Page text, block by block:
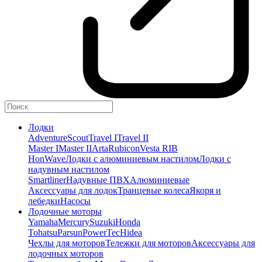
Лодки
AdventureScoutTravel ITravel II
Master IMaster IIArtaRubiconVesta RIB
HonWaveЛодки с алюминиевым настиломЛодки с
надувным настилом
SmartlinerНадувные ПВХАлюминиевые
Аксессуары для лодокТранцевые колесаЯкоря и
лебедкиНасосы
Лодочные моторы
YamahaMercurySuzukiHonda
TohatsuParsunPowerTecHidea
Чехлы для моторовТележки для моторовАксессуары для
лодочных моторов